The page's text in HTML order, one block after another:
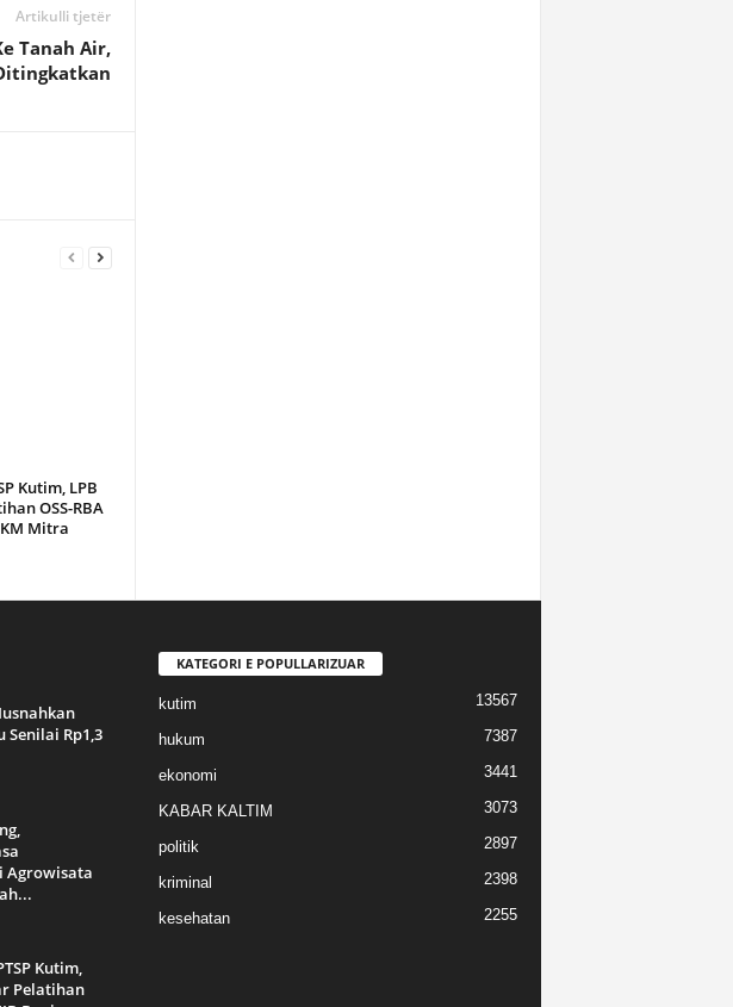
Artikulli tjetër
Tanah Air,
Kutim, LPB
OSS-RBA
Mitra
Senilai Rp1,3
Agrowisata
Kutim,
Pelatihan
KATEGORI E POPULLARIZUAR
kutim 13567
hukum 7387
ekonomi 3441
KABAR KALTIM 3073
politik 2897
kriminal 2398
kesehatan 2255